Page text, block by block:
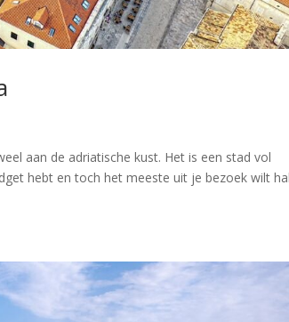
aan de adriatische kust. Het is een stad vol
hebt en toch het meeste uit je bezoek wilt